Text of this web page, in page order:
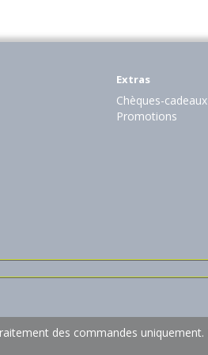
Extras
Chèques-cadeaux
Promotions
des commandes uniquement.